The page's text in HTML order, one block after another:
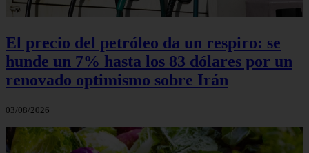
El precio del petróleo da un respiro: se
hunde un 7% hasta los 83 dólares por un
renovado optimismo sobre Irán
03/08/2026